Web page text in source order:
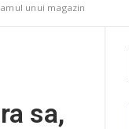
unui magazin
sa,